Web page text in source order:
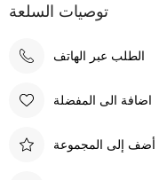
توصيات السلعة
الطلب عبر الهاتف
اضافة الى المفضلة
أضف إلى المجموعة